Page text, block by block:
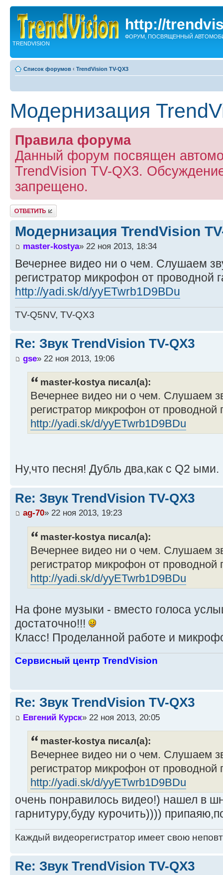
http://
ФОРУМ, ПОСВЯЩЕННЫЙ
TRENDVISION
Список форумов ‹ TrendVision TV-QX3
Модернизация
Правила форума
Данный форум посвящен
TrendVision TV-QX3.
запрещено.
Ответить
Модернизация TrendVision
master-kostya» 22 ноя 2013, 18:34
Вечернее видео ни о чем. Слушаем
регистратор микрофон от проводной
http://yadi.sk/d/yyETwrb1D9BDu
TV-Q5NV, TV-QX3
Re: Звук TrendVision TV-QX3
gse» 22 ноя 2013, 19:06
master-kostya писал(а):
Вечернее видео ни о чем. Слушаем
регистратор микрофон от проводной
http://yadi.sk/d/yyETwrb1D9BDu
Ну,что песня! Дубль два,как с Q2 ыми.
Re: Звук TrendVision TV-QX3
ag-70» 22 ноя 2013, 19:23
master-kostya писал(а):
Вечернее видео ни о чем. Слушаем
регистратор микрофон от проводной
http://yadi.sk/d/yyETwrb1D9BDu
На фоне музыки - вместо голоса
достаточно!!!
Класс! Проделанной работе и
Сервисный центр TrendVision
Re: Звук TrendVision TV-QX3
Евгений Курск» 22 ноя 2013, 20:05
master-kostya писал(а):
Вечернее видео ни о чем. Слушаем
регистратор микрофон от проводной
http://yadi.sk/d/yyETwrb1D9BDu
очень понравилось видео!) нашел в
гарнитуру,буду курочить))))
Каждый видеорегистратор имеет свою
Re: Звук TrendVision TV-QX3